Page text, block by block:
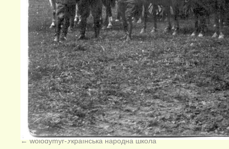
wolodymyr-Українська народна школа